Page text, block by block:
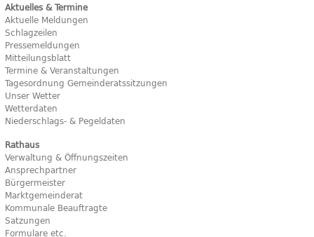
Aktuelles & Termine
Aktuelle Meldungen
Schlagzeilen
Pressemeldungen
Mitteilungsblatt
Termine & Veranstaltungen
Tagesordnung Gemeinderatssitzungen
Unser Wetter
Wetterdaten
Niederschlags- & Pegeldaten
Rathaus
Verwaltung & Öffnungszeiten
Ansprechpartner
Bürgermeister
Marktgemeinderat
Kommunale Beauftragte
Satzungen
Formulare etc.